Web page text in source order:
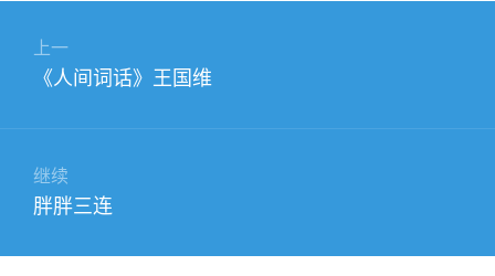
上一
上
章：
《人间词话》王国维
继续
下
文
胖胖三连